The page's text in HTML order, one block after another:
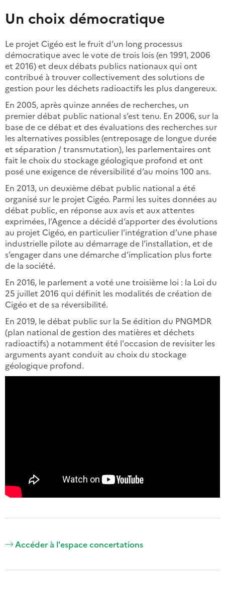
Un choix démocratique
Le projet Cigéo est le fruit d’un long processus
démocratique avec le vote de trois lois (en 1991, 2006
et 2016) et deux débats publics nationaux qui ont
contribué à trouver collectivement des solutions de
gestion pour les déchets radioactifs les plus dangereux.
En 2005, après quinze années de recherches, un
premier débat public national s’est tenu. En 2006, sur la
base de ce débat et des évaluations des recherches sur
les alternatives possibles (entreposage de longue durée
et séparation / transmutation), les parlementaires ont
fait le choix du stockage géologique profond et ont
posé une exigence de réversibilité d’au moins 100 ans.
En 2013, un deuxième débat public national a été
organisé sur le projet Cigéo. Parmi les suites données au
débat public, en réponse aux avis et aux attentes
exprimées, l’Agence a décidé d’apporter des évolutions
au projet Cigéo, en particulier l’intégration d’une phase
industrielle pilote au démarrage de l’installation, et de
s’engager dans une démarche d’implication plus forte
de la société.
En 2016, le parlement a voté une troisième loi : la Loi du
25 juillet 2016 qui définit les modalités de création de
Cigéo et de sa réversibilité.
En 2019, le débat public sur la 5e édition du PNGMDR
(plan national de gestion des matières et déchets
radioactifs) a notamment été l'occasion de revisiter les
arguments ayant conduit au choix du stockage
géologique profond.
Accéder à l'espace concertations